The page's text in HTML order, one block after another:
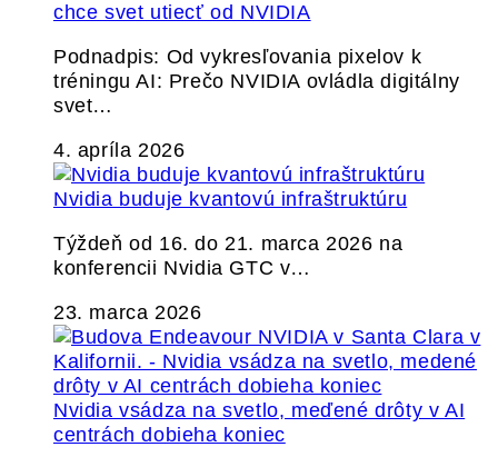
chce svet utiecť od NVIDIA
Podnadpis: Od vykresľovania pixelov k
tréningu AI: Prečo NVIDIA ovládla digitálny
svet…
4. apríla 2026
Nvidia buduje kvantovú infraštruktúru
Týždeň od 16. do 21. marca 2026 na
konferencii Nvidia GTC v…
23. marca 2026
Nvidia vsádza na svetlo, meďené drôty v AI
centrách dobieha koniec